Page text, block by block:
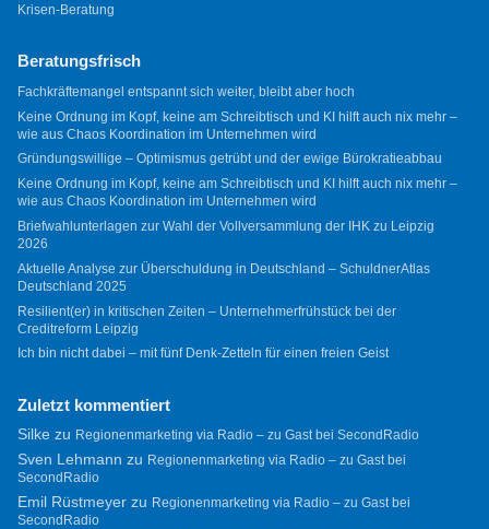
Krisen-Beratung
Beratungsfrisch
Fachkräftemangel entspannt sich weiter, bleibt aber hoch
Keine Ordnung im Kopf, keine am Schreibtisch und KI hilft auch nix mehr –
wie aus Chaos Koordination im Unternehmen wird
Gründungswillige – Optimismus getrübt und der ewige Bürokratieabbau
Keine Ordnung im Kopf, keine am Schreibtisch und KI hilft auch nix mehr –
wie aus Chaos Koordination im Unternehmen wird
Briefwahlunterlagen zur Wahl der Vollversammlung der IHK zu Leipzig
2026
Aktuelle Analyse zur Überschuldung in Deutschland – SchuldnerAtlas
Deutschland 2025
Resilient(er) in kritischen Zeiten – Unternehmerfrühstück bei der
Creditreform Leipzig
Ich bin nicht dabei – mit fünf Denk-Zetteln für einen freien Geist
Zuletzt kommentiert
Silkezu Regionenmarketing via Radio – zu Gast bei SecondRadio
Sven Lehmann zu Regionenmarketing via Radio – zu Gast bei
SecondRadio
Emil Rüstmeyerzu Regionenmarketing via Radio – zu Gast bei
SecondRadio